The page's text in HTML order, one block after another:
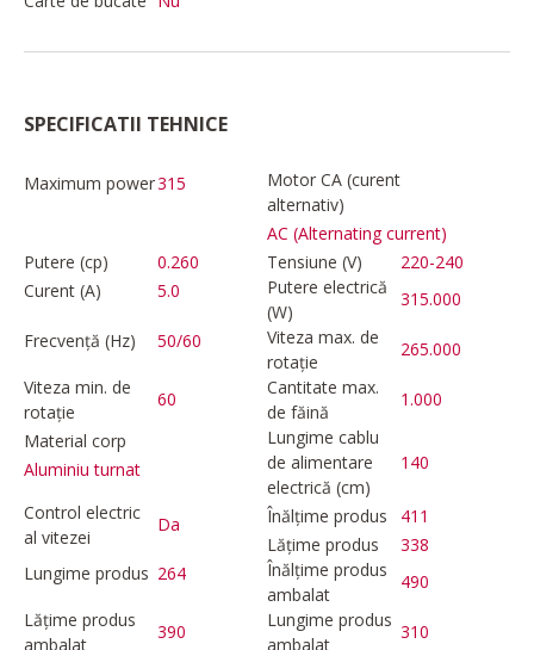
SPECIFICATII TEHNICE
Maximum power315
Motor CA (curent
alternativ)
AC (Alternating current)
Putere (cp)
0.260 Tensiune (V)
220-240
Curent (A)
5.0
Putere electrică
(W)
315.000
Frecvență (Hz)
50/60
Viteza max. de
rotație
265.000
Viteza min. de
rotație
60
Cantitate max.
de făină
1.000
Material corp
Aluminiu turnat
Lungime cablu
de alimentare
electrică (cm)
140
Control electric
al vitezei
Da Înălțime produs
411
Lățime produs
338
Lungime produs 264
Înălțime produs
ambalat
490
Lățime produs
ambalat
390
Lungime produs
ambalat
310